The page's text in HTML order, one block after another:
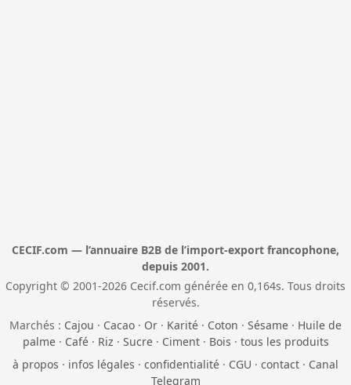
CECIF.com — l’annuaire B2B de l’import-export francophone,
depuis 2001.
Copyright © 2001-2026 Cecif.com générée en 0,164s. Tous droits
réservés.
Marchés : Cajou · Cacao · Or · Karité · Coton · Sésame · Huile de
palme· Café· Riz · Sucre· Ciment· Bois · tous les produits
à propos · infos légales · confidentialité · CGU · contact · Canal
Telegram